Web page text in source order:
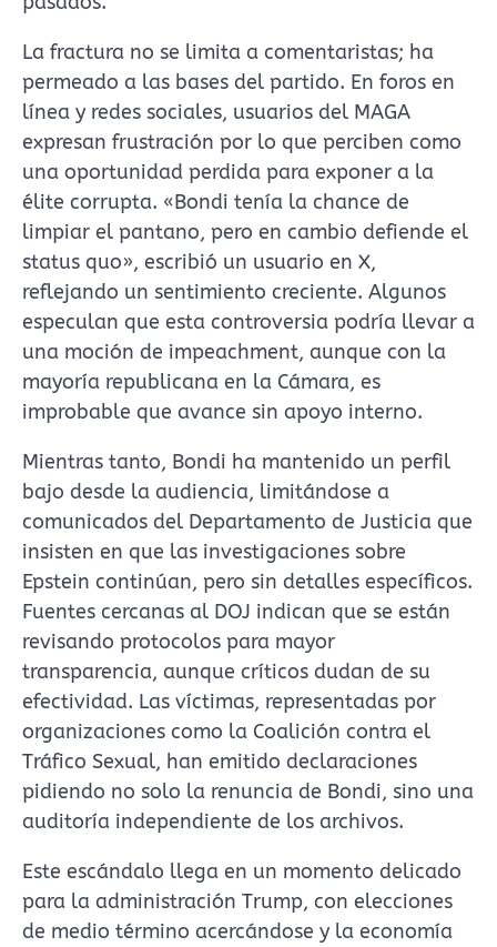
La fractura no se limita a comentaristas; ha
permeado a las bases del partido. En foros en
línea y redes sociales, usuarios del MAGA
expresan frustración por lo que perciben como
una oportunidad perdida para exponer a la
élite corrupta. «Bondi tenía la chance de
limpiar el pantano, pero en cambio defiende el
status quo», escribió un usuario en X,
reflejando un sentimiento creciente. Algunos
especulan que esta controversia podría llevar a
una moción de impeachment, aunque con la
mayoría republicana en la Cámara, es
improbable que avance sin apoyo interno.
Mientras tanto, Bondi ha mantenido un perfil
bajo desde la audiencia, limitándose a
comunicados del Departamento de Justicia que
insisten en que las investigaciones sobre
Epstein continúan, pero sin detalles específicos.
Fuentes cercanas al DOJ indican que se están
revisando protocolos para mayor
transparencia, aunque críticos dudan de su
efectividad. Las víctimas, representadas por
organizaciones como la Coalición contra el
Tráfico Sexual, han emitido declaraciones
pidiendo no solo la renuncia de Bondi, sino una
auditoría independiente de los archivos.
Este escándalo llega en un momento delicado
para la administración Trump, con elecciones
de medio término acercándose y la economía